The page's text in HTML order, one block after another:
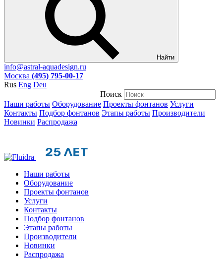
Найти
info@astral-aquadesign.ru
Москва (495) 795-00-17
Rus Eng Deu
Поиск
Наши работы Оборудование Проекты фонтанов Услуги
Контакты Подбор фонтанов Этапы работы Производители
Новинки Распродажа
Наши работы
Оборудование
Проекты фонтанов
Услуги
Контакты
Подбор фонтанов
Этапы работы
Производители
Новинки
Распродажа